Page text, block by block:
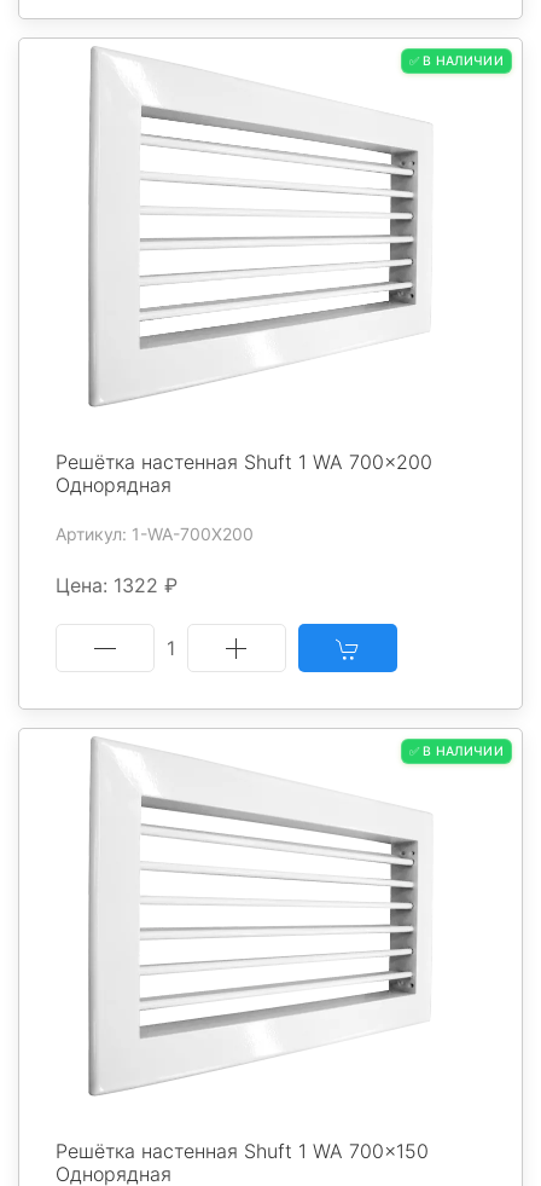
✅ В НАЛИЧИИ
Решётка настенная Shuft 1 WA 700x200
Однорядная
Артикул: 1-WA-700X200
Цена: 1322 ₽
1
✅ В НАЛИЧИИ
Решётка настенная Shuft 1 WA 700x150
Однорядная